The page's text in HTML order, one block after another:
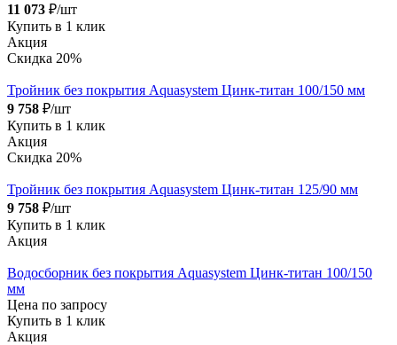
11 073 ₽/шт
Купить в 1 клик
Акция
Скидка 20%
Тройник без покрытия Aquasystem Цинк-титан 100/150 мм
9 758 ₽/шт
Купить в 1 клик
Акция
Скидка 20%
Тройник без покрытия Aquasystem Цинк-титан 125/90 мм
9 758 ₽/шт
Купить в 1 клик
Акция
Водосборник без покрытия Aquasystem Цинк-титан 100/150
мм
Цена по запросу
Купить в 1 клик
Акция